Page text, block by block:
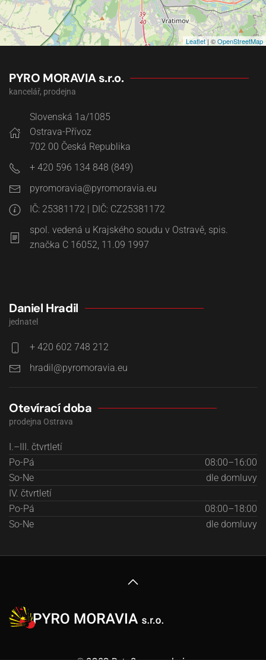
Leaflet| ©OpenStreetMap
PYRO MORAVIA s.r.o.
kancelář, prodejna
Slovenská 1a/1085
Ostrava-Přívoz
702 00 Česká Republika
+ 420 596 134 848 (849)
pyromoravia@pyromoravia.eu
IČ: 25381172 | DIČ: CZ25381172
spol. vedená u Krajského soudu v Ostravě, spis.
značka C 16052, 11.09 1997
Daniel Hradil
jednatel
+ 420 602 748 212
hradil@pyromoravia.eu
Otevírací doba
prodejna Ostrava
I.–III. čtvrtletí
Po-Pá
08:00–16:00
So-Ne
dle domluvy
IV. čtvrtletí
Po-Pá
08:00–18:00
So-Ne
dle domluvy